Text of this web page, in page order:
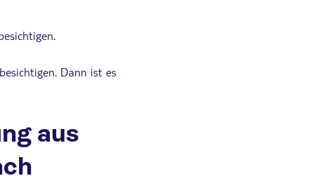
Dann ist es
aus